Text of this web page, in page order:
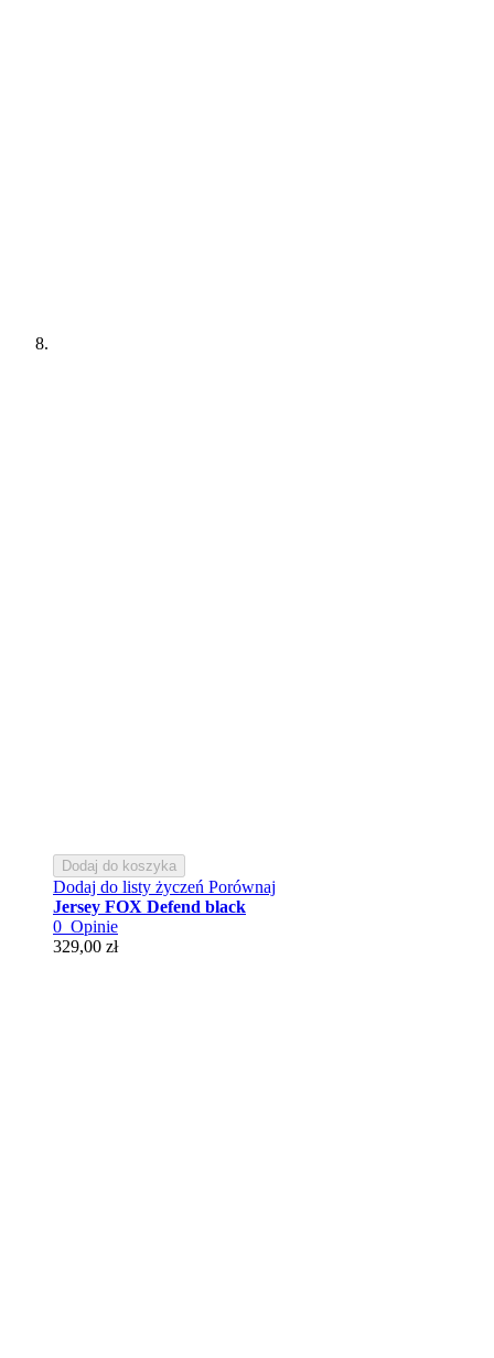
Dodaj do koszyka
Dodaj do listy życzeń Porównaj
Jersey FOX Defend black
0 Opinie
329,00 zł